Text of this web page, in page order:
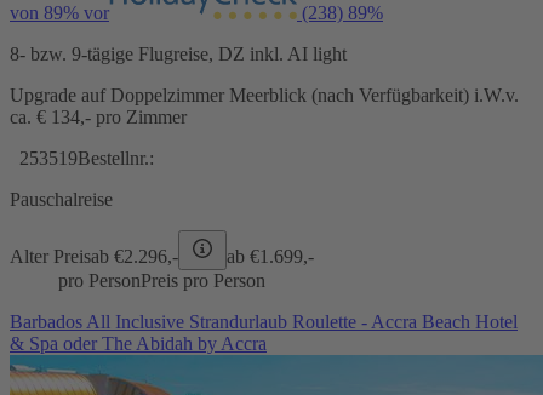
von 89% vor (238) 89%
8- bzw. 9-tägige Flugreise, DZ inkl. AI light
Upgrade auf Doppelzimmer Meerblick (nach Verfügbarkeit) i.W.v.
ca. € 134,- pro Zimmer
253519Bestellnr.:
Pauschalreise
Alter Preisab €2.296,- ab €1.699,-
pro PersonPreis pro Person
Barbados All Inclusive Strandurlaub Roulette - Accra Beach Hotel
& Spa oder The Abidah by Accra